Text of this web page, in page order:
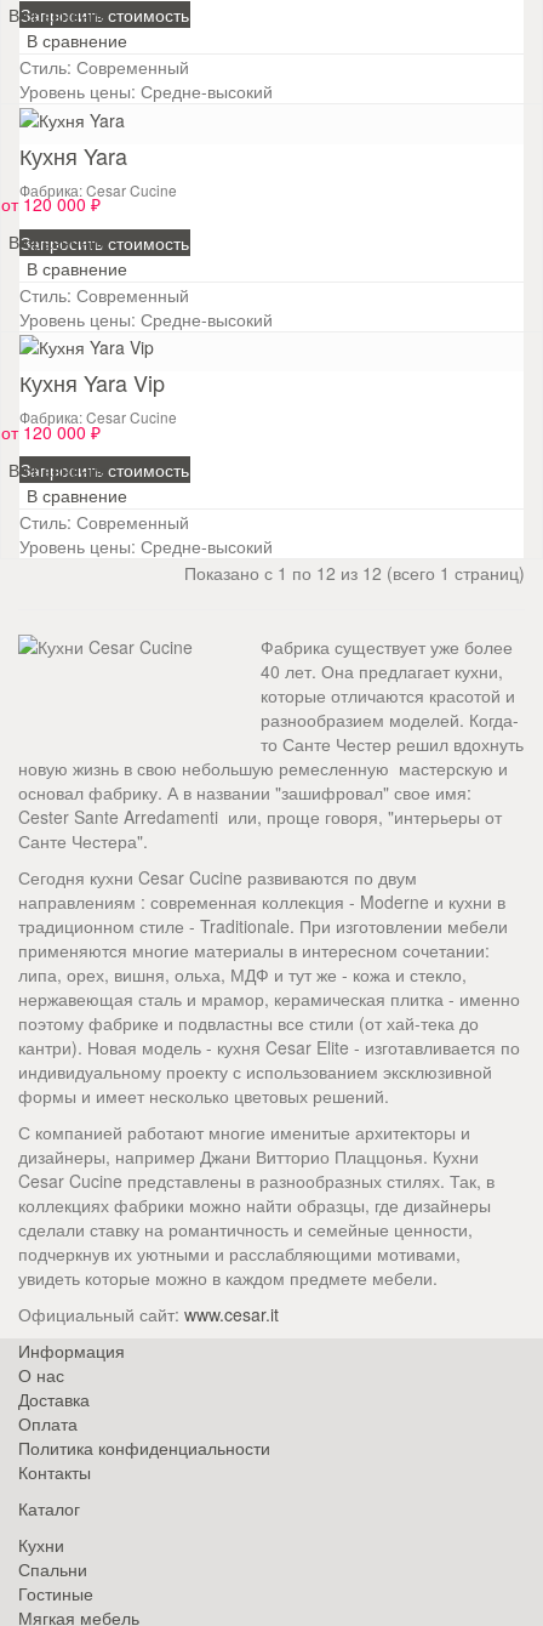
В сравнение
Запросить стоимость
В сравнение
Стиль: Современный
Уровень цены: Средне-высокий
от 120 000 ₽
В сравнение
Кухня Yara
Фабрика: Cesar Cucine
Запросить стоимость
В сравнение
Стиль: Современный
Уровень цены: Средне-высокий
от 120 000 ₽
В сравнение
Кухня Yara Vip
Фабрика: Cesar Cucine
Запросить стоимость
В сравнение
Стиль: Современный
Уровень цены: Средне-высокий
Показано с 1 по 12 из 12 (всего 1 страниц)
Фабрика существует уже более
40 лет. Она предлагает кухни,
которые отличаются красотой и
разнообразием моделей. Когда-
то Санте Честер решил вдохнуть
новую жизнь в свою небольшую ремесленную мастерскую и
основал фабрику. А в названии "зашифровал" свое имя:
Cester Sante Arredamenti или, проще говоря, "интерьеры от
Санте Честера".
Сегодня кухни Cesar Cucine развиваются по двум
направлениям : современная коллекция - Moderne и кухни в
традиционном стиле - Traditionale. При изготовлении мебели
применяются многие материалы в интересном сочетании:
липа, орех, вишня, ольха, МДФ и тут же - кожа и стекло,
нержавеющая сталь и мрамор, керамическая плитка - именно
поэтому фабрике и подвластны все стили (от хай-тека до
кантри). Новая модель - кухня Cesar Elite - изготавливается по
индивидуальному проекту с использованием эксклюзивной
формы и имеет несколько цветовых решений.
С компанией работают многие именитые архитекторы и
дизайнеры, например Джани Витторио Плаццонья. Кухни
Cesar Cucine представлены в разнообразных стилях. Так, в
коллекциях фабрики можно найти образцы, где дизайнеры
сделали ставку на романтичность и семейные ценности,
подчеркнув их уютными и расслабляющими мотивами,
увидеть которые можно в каждом предмете мебели.
Официальный сайт: www.cesar.it
Информация
О нас
Доставка
Оплата
Политика конфиденциальности
Контакты
Каталог
Кухни
Спальни
Гостиные
Мягкая мебель